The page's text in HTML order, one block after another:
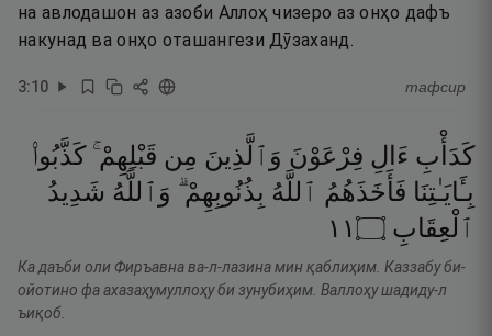
на авлодашон аз азоби Аллоҳ чизеро аз онҳо дафъ
накунад ва онҳо оташангези Дӯзаханд.
3:10 тафсир
كَدَأْبِ ءَالِ فِرْعَوْنَ وَٱلَّذِينَ مِن قَبْلِهِمْ ۚ كَذَّبُوا۟
بِـَٔايَـٰتِنَا فَأَخَذَهُمُ ٱللَّهُ بِذُنُوبِهِمْ ۗ وَٱللَّهُ شَدِيدُ
ٱلْعِقَابِ ۝١١
Ка даъби оли Фиръавна ва-л-лазина мин қаблиҳим. Каззабу би-
ойотино фа ахазаҳумуллоҳу би зунубиҳим. Валлоҳу шадиду-л
ъиқоб.